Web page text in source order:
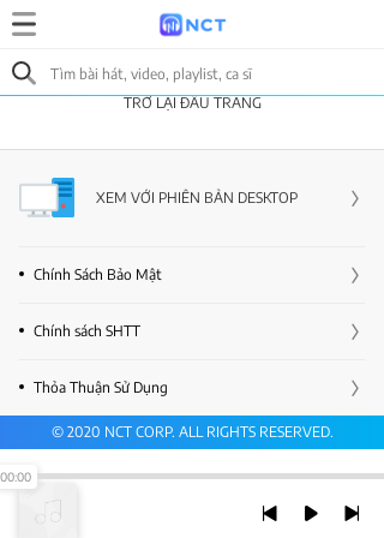
TRỞ LẠI ĐẦU TRANG
XEM VỚI PHIÊN BẢN DESKTOP
Chính Sách Bảo Mật
Chính sách SHTT
Thỏa Thuận Sử Dụng
© 2020 NCT CORP. ALL RIGHTS RESERVED.
00:00